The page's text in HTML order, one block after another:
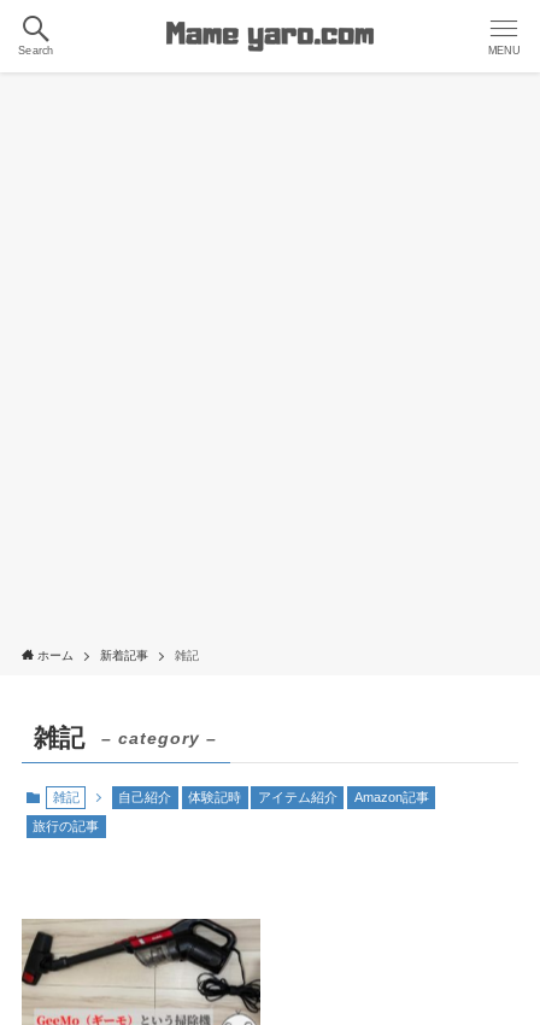
Search MENU
ホーム 新着記事 雑記
雑記 – category –
雑記 自己紹介 体験記時 アイテム紹介 Amazon記事
旅行の記事